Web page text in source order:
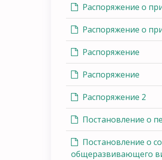
Распоряжение о
Распоряжение о
Распоряжение
Распоряжение
Распоряжение 2
Постановление о
Постановление о
общеразвивающего